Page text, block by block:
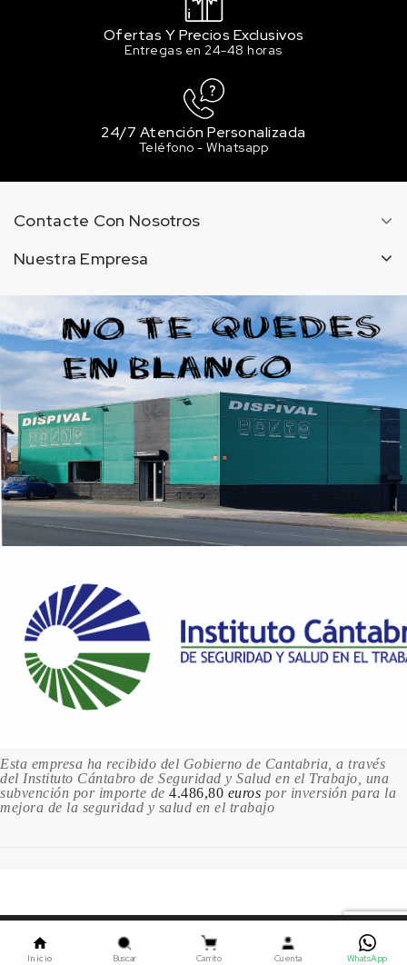
Inicio Buscar Carrito Cuenta WhatsApp
Ofertas Y Precios Exclusivos
Entregas en 24-48 horas
24/7 Atención Personalizada
Teléfono - Whatsapp
Contacte Con Nosotros
Nuestra Empresa
Esta empresa ha recibido del Gobierno de Cantabria, a través
del Instituto Cántabro de Seguridad y Salud en el Trabajo, una
subvención por importe de 4.486,80 euros por inversión para la
mejora de la seguridad y salud en el trabajo
Este sitio utiliza cookies. Al continuar usando este sitio,
usted acepta nuestro uso de cookies.
ACEPTAR